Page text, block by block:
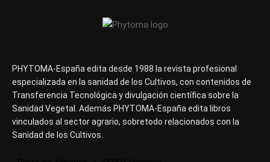
PHYTOMA-España edita desde 1988 la revista profesional
especializada en la sanidad de los Cultivos, con contenidos de
Transferencia Tecnológica y divulgación científica sobre la
Sanidad Vegetal. Además PHYTOMA-España edita libros
vinculados al sector agrario, sobretodo relacionados con la
Sanidad de los Cultivos.